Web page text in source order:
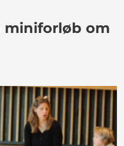
miniforløb om